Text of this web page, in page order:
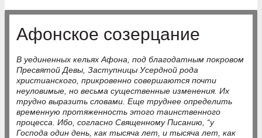
Афонское созерцание
В уединенных кельях Афона, под благодатным покровом
Пресвятой Девы, Заступницы Усердной рода
христианского, прикровенно совершаются почти
неуловимые, но весьма существенные изменения. Их
трудно выразить словами. Еще труднее определить
временную протяженность этого таинственного
процесса. Ибо, согласно Священному Писанию, “у
Господа один день, как тысяча лет, и тысяча лет, как